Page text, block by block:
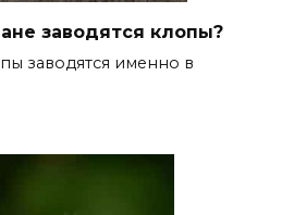
заводятся клопы?
заводятся именно в